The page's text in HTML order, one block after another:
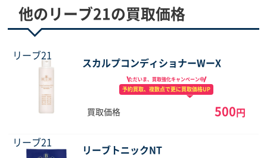
他のリーブ21の買取価格
リーブ21
スカルプコンディショナーWーX
ただいま、買取強化キャンペーン中
予約買取、複数点で更に買取価格UP
買取価格 500円
リーブ21
リーブトニックNT